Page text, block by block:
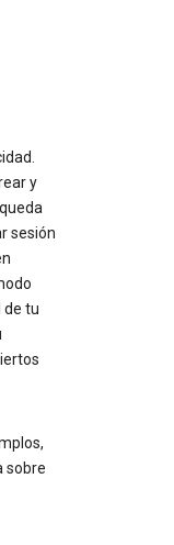
y
sesión
de tu
sobre